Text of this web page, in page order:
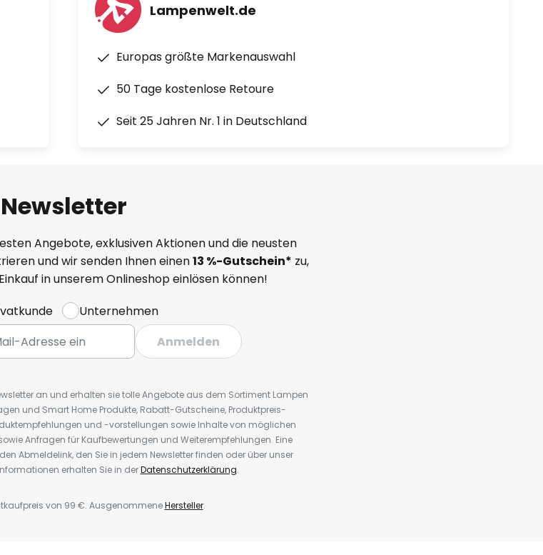
Lampenwelt.de
Europas größte Markenauswahl
50 Tage kostenlose Retoure
Seit 25 Jahren Nr. 1 in Deutschland
Newsletter
Angebote, exklusiven Aktionen und die neusten
und wir senden Ihnen einen13 %-Gutschein* zu,
in unserem Onlineshop einlösen können!
Unternehmen
Anmelden
an und erhalten sie tolle Angebote aus dem Sortiment Lampen
und Smart Home Produkte, Rabatt-Gutscheine, Produktpreis-
und -vorstellungen sowie Inhalte von möglichen
Anfragen für Kaufbewertungen und Weiterempfehlungen. Eine
Abmeldelink, den Sie in jedem Newsletter finden oder über unser
erhalten Sie in derDatenschutzerklärung.
von 99 €. AusgenommeneHersteller.